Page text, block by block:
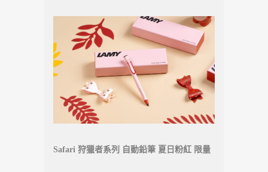
Safari 狩獵者系列 自動鉛筆 夏日粉紅 限量